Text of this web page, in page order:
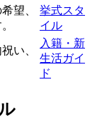
望、
挙式スタ
イル
い、
入籍・新
生活ガイ
ド